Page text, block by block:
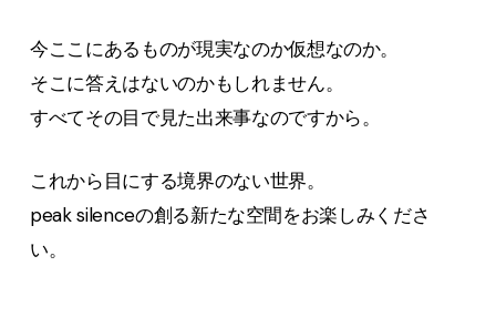
今ここにあるものが現実なのか仮想なのか。
そこに答えはないのかもしれません。
すべてその目で見た出来事なのですから。
これから目にする境界のない世界。
peak silenceの創る新たな空間をお楽しみくださ
い。